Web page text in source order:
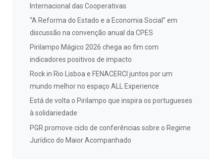
Internacional das Cooperativas
“A Reforma do Estado e a Economia Social” em
discussão na convenção anual da CPES
Pirilampo Mágico 2026 chega ao fim com
indicadores positivos de impacto
Rock in Rio Lisboa e FENACERCI juntos por um
mundo melhor no espaço ALL Experience
Está de volta o Pirilampo que inspira os portugueses
à solidariedade
PGR promove ciclo de conferências sobre o Regime
Jurídico do Maior Acompanhado